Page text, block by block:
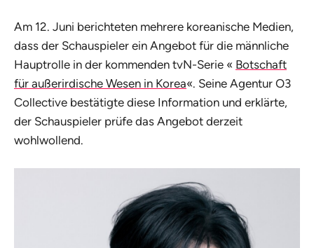
Am 12. Juni berichteten mehrere koreanische Medien,
dass der Schauspieler ein Angebot für die männliche
Hauptrolle in der kommenden tvN-Serie « Botschaft
für außerirdische Wesen in Korea«. Seine Agentur O3
Collective bestätigte diese Information und erklärte,
der Schauspieler prüfe das Angebot derzeit
wohlwollend.